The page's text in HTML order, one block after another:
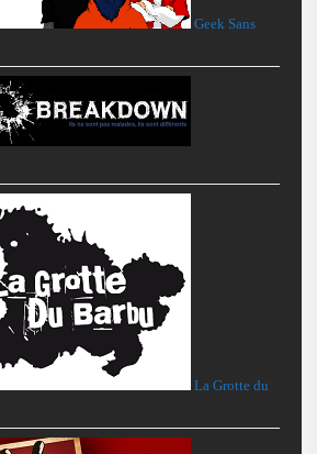
Geek Sans
La Grotte du